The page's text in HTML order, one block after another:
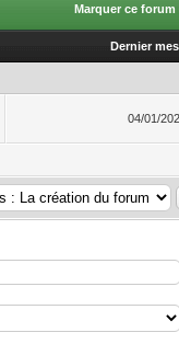
Marquer ce forum
Dernier
04/01/